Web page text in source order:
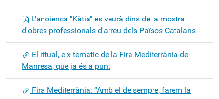
L'anoienca "Kàtia" es veurà dins de la mostra
d'obres professionals d'arreu dels Països Catalans
El ritual, eix temàtic de la Fira Mediterrània de
Manresa, que ja és a punt
Fira Mediterrània: “Amb el de sempre, farem la